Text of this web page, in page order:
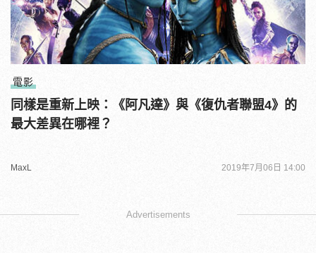
電影
同樣是重新上映：《阿凡達》與《復仇者聯盟4》的
最大差異在哪裡？
MaxL 2019年7月06日 14:00
Advertisements